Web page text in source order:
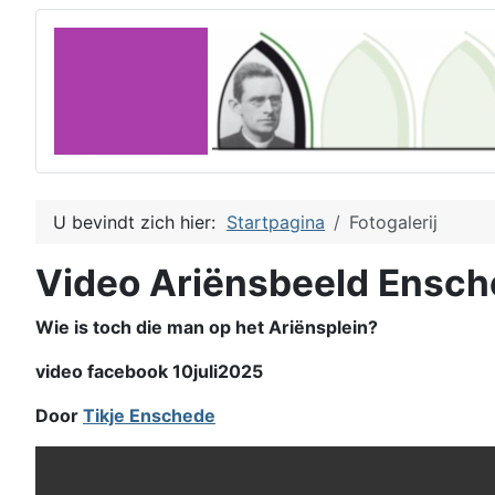
U bevindt zich hier: Startpagina Fotogalerij
Video Ariënsbeeld
Wie is toch die man op het Ariënsplein?
video facebook 10juli2025
Door Tikje Enschede